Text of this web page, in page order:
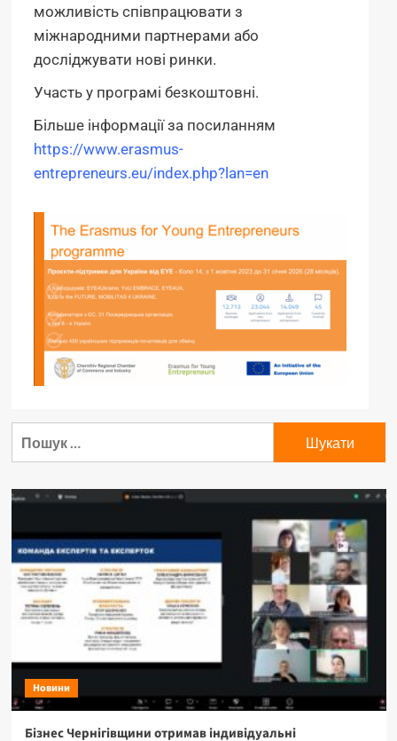
можливість співпрацювати з
міжнародними партнерами або
досліджувати нові ринки.
Участь у програмі безкоштовні.
Більше інформації за посиланням
https://www.erasmus-
entrepreneurs.eu/index.php?lan=en
Новини
Бізнес Чернігівщини отримав індивідуальні